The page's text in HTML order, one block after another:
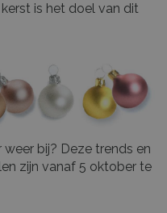
is het doel van dit
bij? Deze trends en
zijn vanaf 5 oktober te